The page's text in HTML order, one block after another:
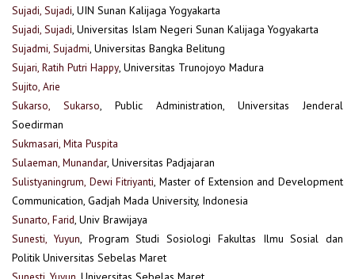
Sujadi, Sujadi, UIN Sunan Kalijaga Yogyakarta
Sujadi, Sujadi, Universitas Islam Negeri Sunan Kalijaga Yogyakarta
Sujadmi, Sujadmi, Universitas Bangka Belitung
Sujari, Ratih Putri Happy, Universitas Trunojoyo Madura
Sujito, Arie
Sukarso, Sukarso, Public Administration, Universitas Jenderal
Soedirman
Sukmasari, Mita Puspita
Sulaeman, Munandar, Universitas Padjajaran
Sulistyaningrum, Dewi Fitriyanti, Master of Extension and Development
Communication, Gadjah Mada University, Indonesia
Sunarto, Farid, Univ Brawijaya
Sunesti, Yuyun, Program Studi Sosiologi Fakultas Ilmu Sosial dan
Politik Universitas Sebelas Maret